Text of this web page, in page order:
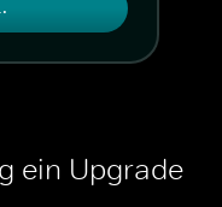
ein Upgrade